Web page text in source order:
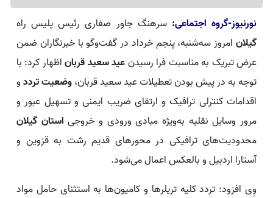
نورنیوز-گروه اجتماعی: سرهنگ جاور صفاری رئیس پلیس راه
گیلان امروز سه‌شنبه، پنجم خرداد در گفت‌وگو با خبرنگاران ضمن
عرض تبریک به مناسبت فرا رسیدنعید سعید قرباناظهار کرد: با
توجه به در پیش بودن تعطیلات عید سعید قربان،وضعیت ترددو
اقدامات کنترلی ترافیک و ارتقای ضریب ایمنی و تسهیل عبور و
مرور وسایل نقلیه به‌ویژه مبادی ورودی و خروجیاستان گیلان
محدودیت‌های ترافیکی در محورهای قدیم رشت به قزوین و
آستارا اردبیل و بالعکس اعمال می‌شود.
وِی افزود: تردد کلیه تریلرها و کامیون‌ها به استثنای حامل مواد